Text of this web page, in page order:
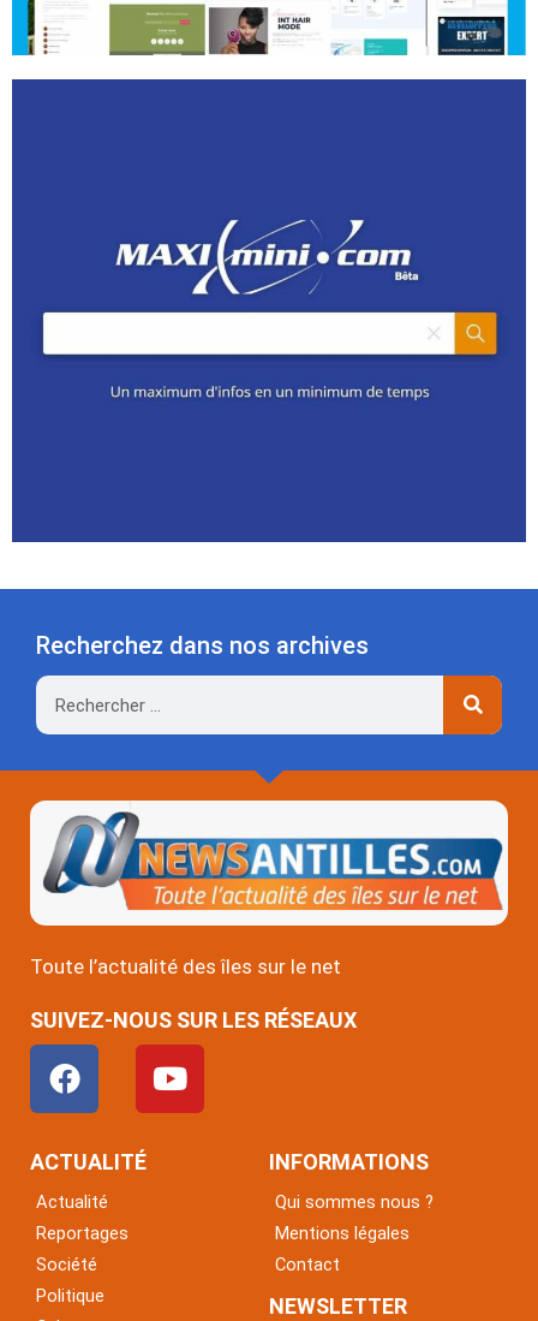
Recherchez dans nos archives
Rechercher
Toute l’actualité des îles sur le net
SUIVEZ-NOUS SUR LES RÉSEAUX
F
a
c
e
o
o
k
Y
o
u
ACTUALITÉ
Actualité
Reportages
Société
Politique
INFORMATIONS
Qui sommes nous ?
Mentions légales
Contact
NEWSLETTER